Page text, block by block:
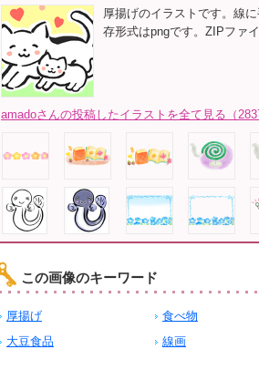
厚揚げのイラストです。線
存形式はpngです。ZIPファ
amadoさんの投稿したイラストを全て見る（
この画像のキーワード
厚揚げ 食べ物
大豆食品
線画